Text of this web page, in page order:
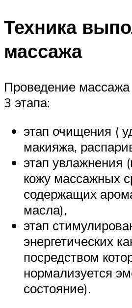
Техника
массажа
Проведение массажа
3 этапа:
этап очищения (
макияжа,
этап увлажнения
кожу массажных
содержащих
масла),
этап
энергетических
посредством
нормализуется
состояние).